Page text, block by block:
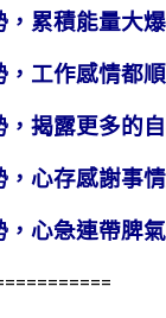
，累積能量大
工作感情都順
，揭露更多的
，心存感謝事
，心急連帶脾